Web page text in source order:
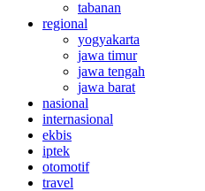
tabanan
regional
yogyakarta
jawa timur
jawa tengah
jawa barat
nasional
internasional
ekbis
iptek
otomotif
travel